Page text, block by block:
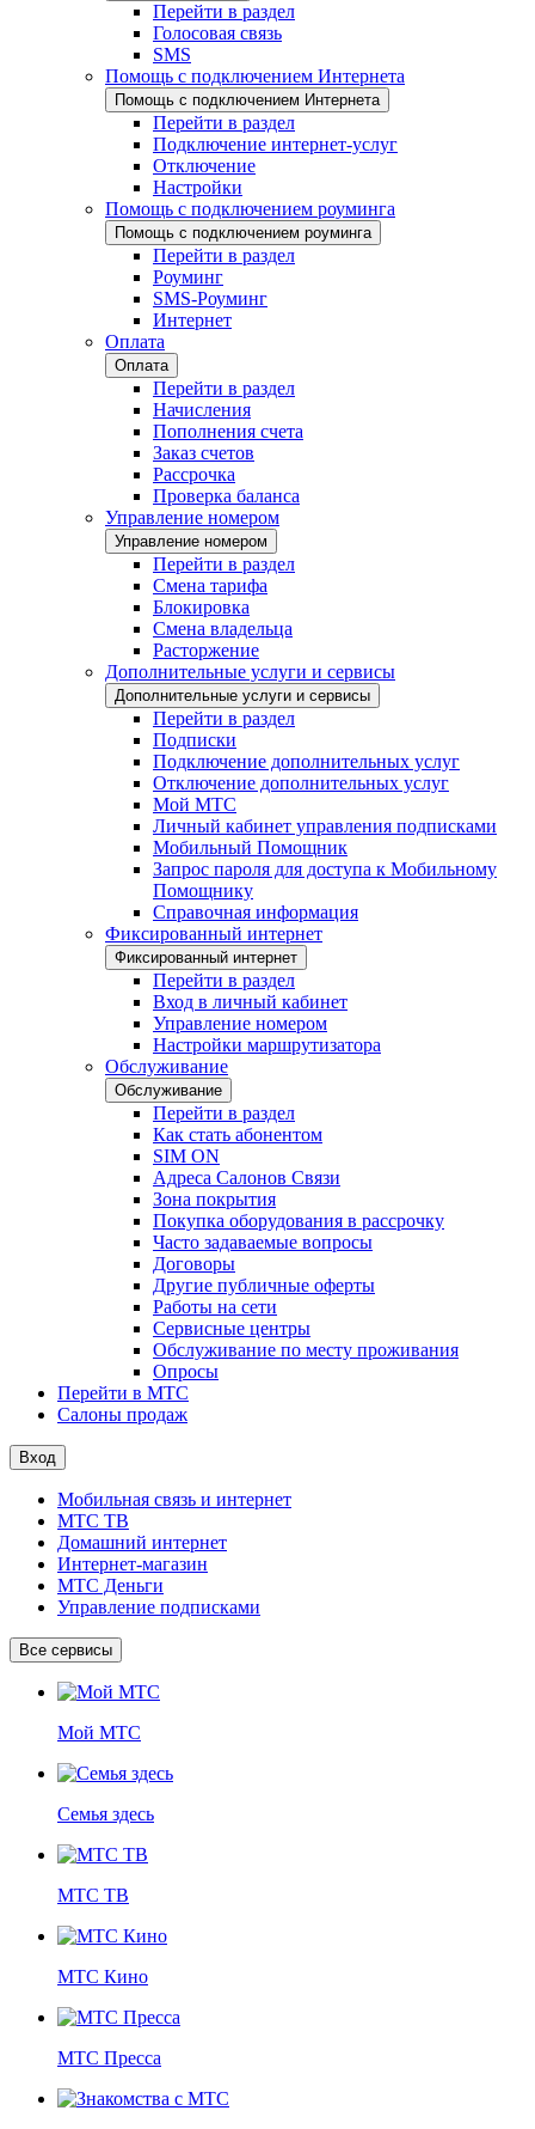
Перейти в раздел
Голосовая связь
SMS
Помощь с подключением Интернета
Помощь с подключением Интернета
Перейти в раздел
Подключение интернет-услуг
Отключение
Настройки
Помощь с подключением роуминга
Помощь с подключением роуминга
Перейти в раздел
Роуминг
SMS-Роуминг
Интернет
Оплата
Оплата
Перейти в раздел
Начисления
Пополнения счета
Заказ счетов
Рассрочка
Проверка баланса
Управление номером
Управление номером
Перейти в раздел
Смена тарифа
Блокировка
Смена владельца
Расторжение
Дополнительные услуги и сервисы
Дополнительные услуги и сервисы
Перейти в раздел
Подписки
Подключение дополнительных услуг
Отключение дополнительных услуг
Мой МТС
Личный кабинет управления подписками
Мобильный Помощник
Запрос пароля для доступа к Мобильному
Помощнику
Справочная информация
Фиксированный интернет
Фиксированный интернет
Перейти в раздел
Вход в личный кабинет
Управление номером
Настройки маршрутизатора
Обслуживание
Обслуживание
Перейти в раздел
Как стать абонентом
SIM ON
Адреса Салонов Связи
Зона покрытия
Покупка оборудования в рассрочку
Часто задаваемые вопросы
Договоры
Другие публичные оферты
Работы на сети
Сервисные центры
Обслуживание по месту проживания
Опросы
Перейти в МТС
Салоны продаж
Вход
Мобильная связь и интернет
МТС ТВ
Домашний интернет
Интернет-магазин
МТС Деньги
Управление подписками
Все сервисы
Мой МТС
Семья здесь
МТС ТВ
МТС Кино
МТС Пресса